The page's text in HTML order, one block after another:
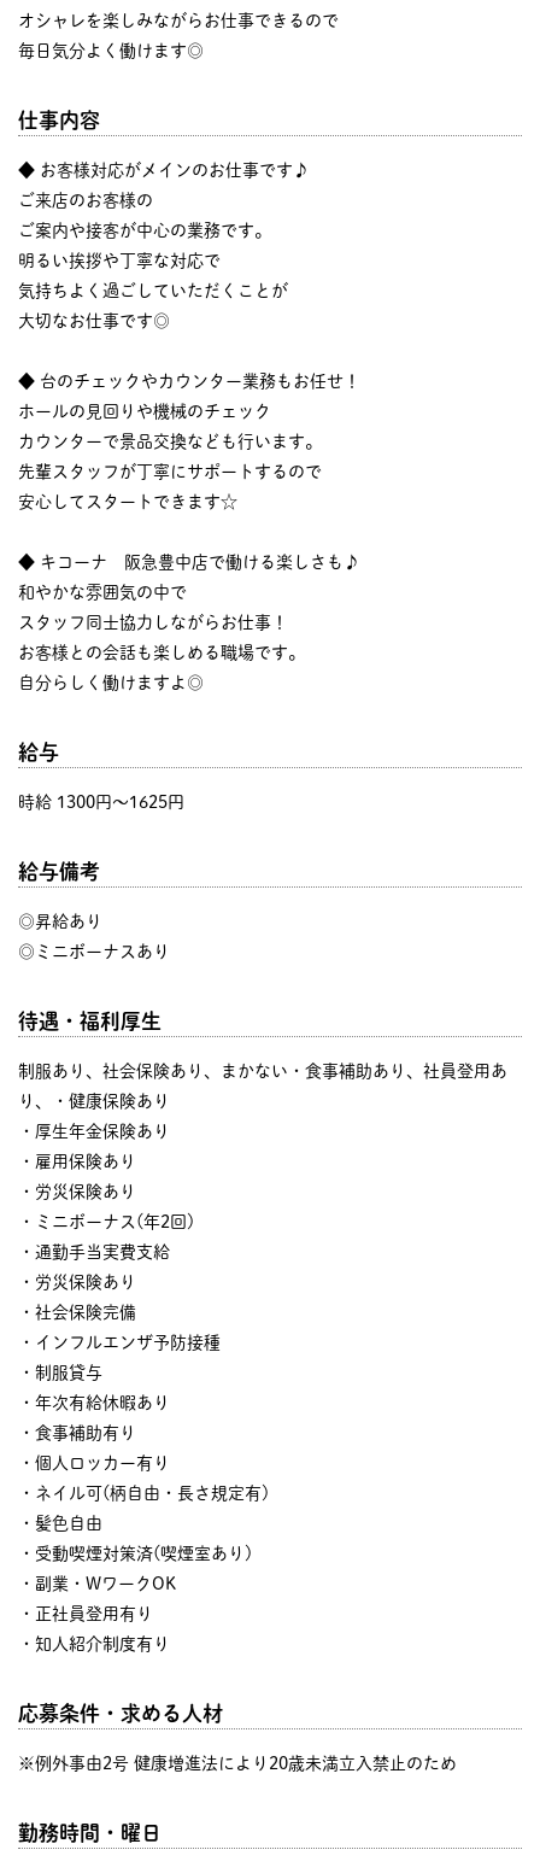
オシャレを楽しみながらお仕事できるので
毎日気分よく働けます◎
仕事内容
◆ お客様対応がメインのお仕事です♪
ご来店のお客様の
ご案内や接客が中心の業務です。
明るい挨拶や丁寧な対応で
気持ちよく過ごしていただくことが
大切なお仕事です◎
◆ 台のチェックやカウンター業務もお任せ！
ホールの見回りや機械のチェック
カウンターで景品交換なども行います。
先輩スタッフが丁寧にサポートするので
安心してスタートできます☆
◆ キコーナ 阪急豊中店で働ける楽しさも♪
和やかな雰囲気の中で
スタッフ同士協力しながらお仕事！
お客様との会話も楽しめる職場です。
自分らしく働けますよ◎
給与
時給 1300円〜1625円
給与備考
◎昇給あり
◎ミニボーナスあり
待遇・福利厚生
制服あり、社会保険あり、まかない・食事補助あり、社員登用あ
り、・健康保険あり
・厚生年金保険あり
・雇用保険あり
・労災保険あり
・ミニボーナス(年2回)
・通勤手当実費支給
・労災保険あり
・社会保険完備
・インフルエンザ予防接種
・制服貸与
・年次有給休暇あり
・食事補助有り
・個人ロッカー有り
・ネイル可(柄自由・長さ規定有)
・髪色自由
・受動喫煙対策済(喫煙室あり)
・副業・WワークOK
・正社員登用有り
・知人紹介制度有り
応募条件・求める人材
※例外事由2号 健康増進法により20歳未満立入禁止のため
勤務時間・曜日